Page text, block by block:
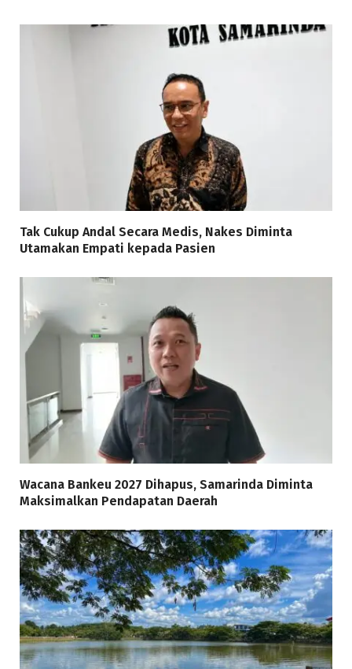
Tak Cukup Andal Secara Medis, Nakes Diminta
Utamakan Empati kepada Pasien
Wacana Bankeu 2027 Dihapus, Samarinda Diminta
Maksimalkan Pendapatan Daerah